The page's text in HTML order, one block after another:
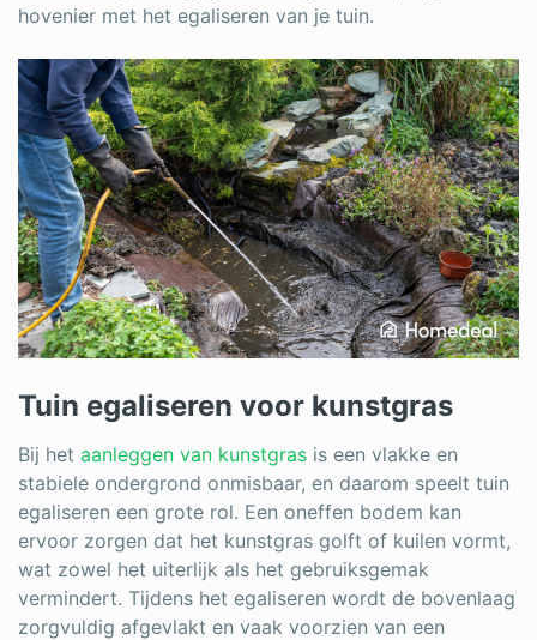
hovenier met het egaliseren van je tuin.
Tuin egaliseren voor kunstgras
Bij het aanleggen van kunstgras is een vlakke en
stabiele ondergrond onmisbaar, en daarom speelt tuin
egaliseren een grote rol. Een oneffen bodem kan
ervoor zorgen dat het kunstgras golft of kuilen vormt,
wat zowel het uiterlijk als het gebruiksgemak
vermindert. Tijdens het egaliseren wordt de bovenlaag
zorgvuldig afgevlakt en vaak voorzien van een